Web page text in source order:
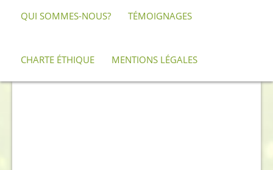
QUI SOMMES-NOUS? TÉMOIGNAGES
CHARTE ÉTHIQUE MENTIONS LÉGALES